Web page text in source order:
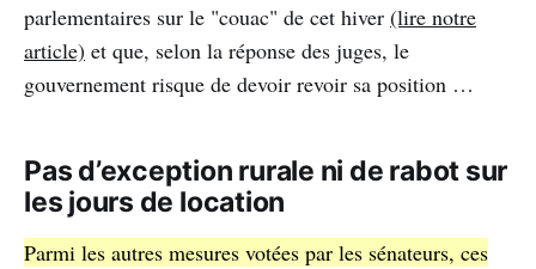
parlementaires sur le "couac" de cet hiver (lire notre
article) et que, selon la réponse des juges, le
gouvernement risque de devoir revoir sa position …
Pas d’exception rurale ni de rabot sur
les jours de location
Parmi les autres mesures votées par les sénateurs, ces